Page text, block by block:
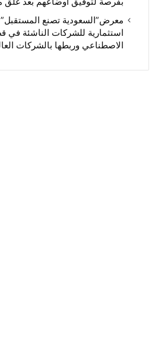
معرض”السعودية تصنع
استثمارية للشركات الناشئة في
الاصطناعي وربطها بالشركات